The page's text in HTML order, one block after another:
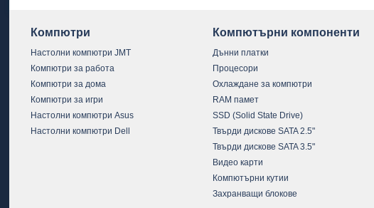
Компютри
Настолни компютри JMT
Компютри за работа
Компютри за дома
Компютри за игри
Настолни компютри Asus
Настолни компютри Dell
Компютърни компоненти
Дънни платки
Процесори
Охлаждане за компютри
RAM памет
SSD (Solid State Drive)
Твърди дискове SATA 2.5"
Твърди дискове SATA 3.5"
Видео карти
Компютърни кутии
Захранващи блокове